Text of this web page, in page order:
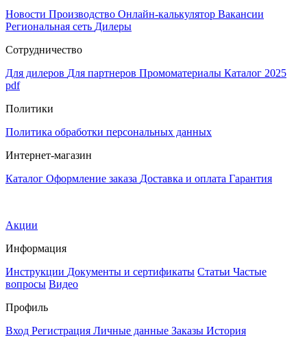
Новости Производство Онлайн-калькулятор Вакансии
Региональная сеть Дилеры
Сотрудничество
Для дилеров Для партнеров Промоматериалы Каталог 2025
pdf
Политики
Политика обработки персональных данных
Интернет-магазин
Каталог Оформление заказа Доставка и оплата Гарантия
Акции
Информация
Инструкции Документы и сертификаты Статьи Частые
вопросы Видео
Профиль
Вход Регистрация Личные данные Заказы История